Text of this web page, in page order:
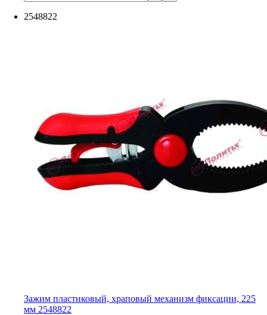
2548822
Зажим пластиковый, храповый механизм фиксации, 225
мм 2548822